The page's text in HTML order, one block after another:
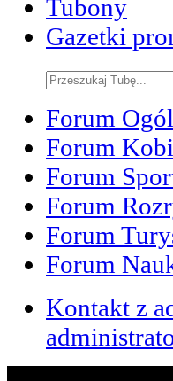
Tubony
Gazetki
Forum
Forum
Forum
Forum
Forum
Forum
Kontakt z